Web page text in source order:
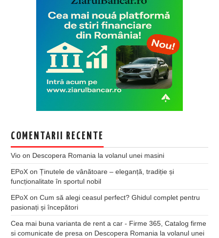
COMENTARII RECENTE
Vio on Descopera Romania la volanul unei masini
EPoX onȚinutele de vânătoare – eleganță, tradiție și
funcționalitate în sportul nobil
EPoX onCum să alegi ceasul perfect? Ghidul complet pentru
pasionați și începători
Cea mai buna varianta de rent a car - Firme 365, Catalog firme
si comunicate de presa on Descopera Romania la volanul unei